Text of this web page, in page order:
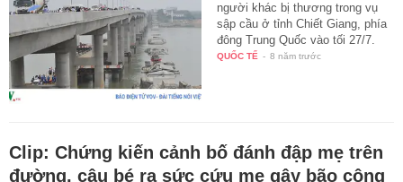
người khác bị thương trong vụ
sập cầu ở tỉnh Chiết Giang, phía
đông Trung Quốc vào tối 27/7.
QUỐC TẾ - 8 năm trước
Clip: Chứng kiến cảnh bố đánh đập mẹ trên
đường, cậu bé ra sức cứu mẹ gây bão cộng